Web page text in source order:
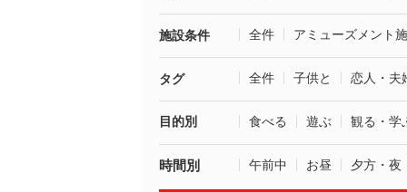
施設条件 全件 アミューズメント
タグ 全件 子供と 恋人・夫
目的別 食べる 遊ぶ 観る・学
時間別 午前中 お昼 夕方・夜